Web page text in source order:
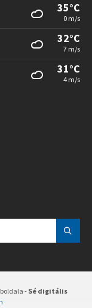
35°C
0 m/s
32°C
7 m/s
31°C
4 m/s
- Sé digitális